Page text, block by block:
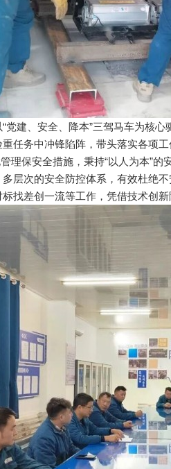
建、安全、降本”三驾马车为核心
任务中冲锋陷阵，带头落实各项
理保安全措施，秉持“以人为本”
层次的安全防控体系，有效杜绝
找差创一流等工作，凭借技术创